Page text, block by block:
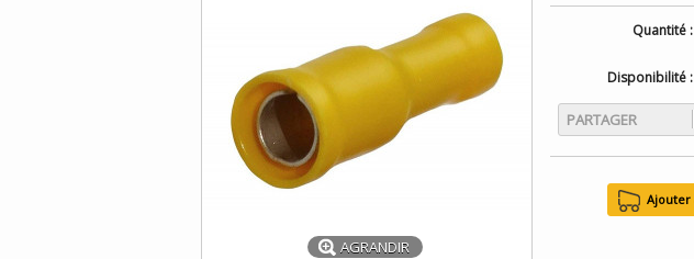
AGRANDIR
Quantité :
Disponibilité :
PARTAGER